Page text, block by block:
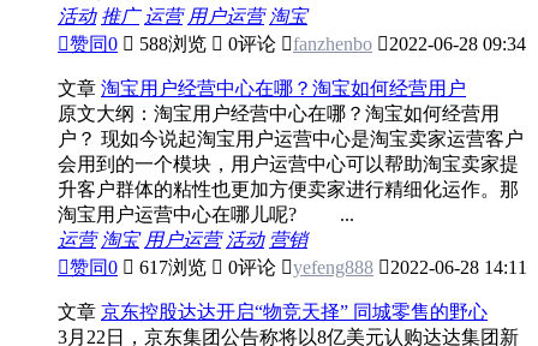
活动 推广 运营 用户运营 淘宝
赞同0  588浏览  0评论 fanzhenbo 2022-06-28 09:34
文章 淘宝用户经营中心在哪？淘宝如何经营用户
原文大纲：淘宝用户经营中心在哪？淘宝如何经营用
户？ 现如今说起淘宝用户运营中心是淘宝卖家运营客户
会用到的一个模块，用户运营中心可以帮助淘宝卖家提
升客户群体的粘性也更加方便卖家进行精细化运作。那
淘宝用户运营中心在哪儿呢? ...
运营 淘宝 用户运营 活动 营销
赞同0  617浏览  0评论 yefeng888 2022-06-28 14:11
文章 京东控股达达开启“物竞天择” 同城零售的野心
3月22日，京东集团公告称将以8亿美元认购达达集团新